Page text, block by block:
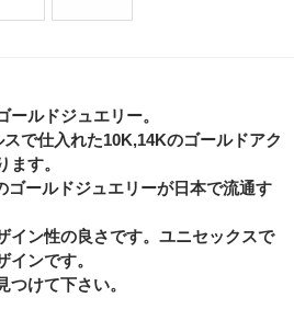
ルドジュエリー。
で仕入れた10K,14Kのゴールドアク
す。
ゴールドジュエリーが日本で流通す
イン性の良さです。ユニセックスで
ンです。
けて下さい。